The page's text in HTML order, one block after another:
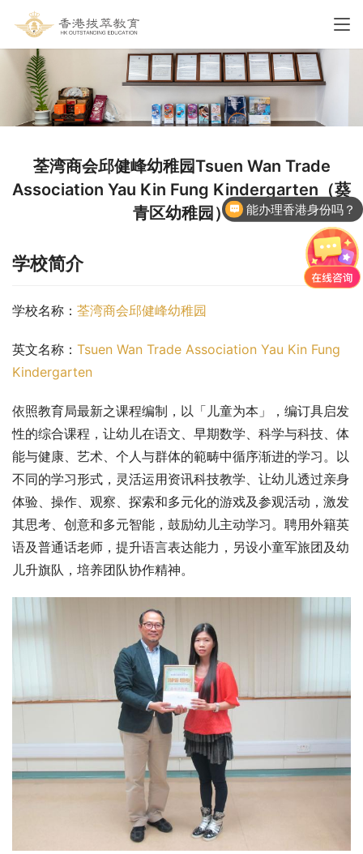
荃湾商会邱健峰幼稚园Tsuen Wan Trade
Association Yau Kin Fung Kindergarten（葵
青区幼稚园）
学校简介
学校名称： 荃湾商会邱健峰幼稚园
英文名称： Tsuen Wan Trade Association Yau Kin Fung
Kindergarten
依照教育局最新之课程编制，以「儿童为本」，编订具启发
性的综合课程，让幼儿在语文、早期数学、科学与科技、体
能与健康、艺术、个人与群体的範畴中循序渐进的学习。以
不同的学习形式，灵活运用资讯科技教学、让幼儿透过亲身
体验、操作、观察、探索和多元化的游戏及参观活动，激发
其思考、创意和多元智能，鼓励幼儿主动学习。聘用外籍英
语及普通话老师，提升语言表达能力，另设小童军旅团及幼
儿升旗队，培养团队协作精神。
能办理香港身份吗？
香港国际学校申请